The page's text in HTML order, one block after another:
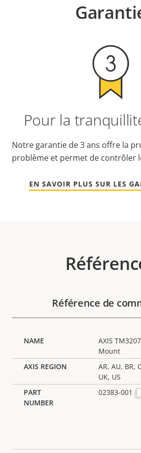
Pour la
Notre garantie de 3 ans offre la
problème et permet de contrôler
EN SAVOIR PLUS SUR LES
Référence de
AXIS
Mount
AR, AU, BR,
UK, US
02383-001